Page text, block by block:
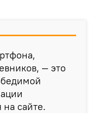
— это
на сайте.